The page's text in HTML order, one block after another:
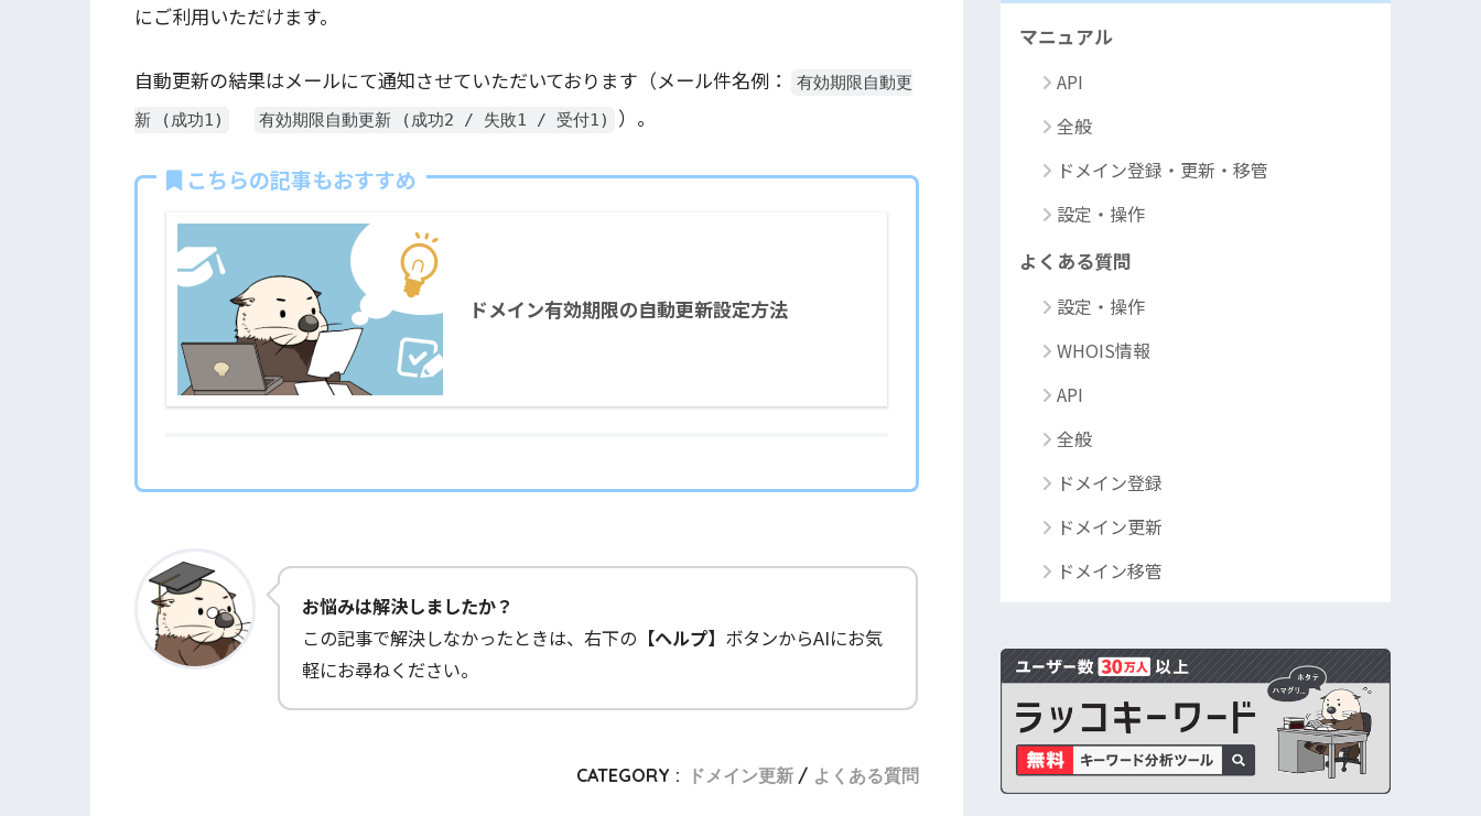
にご利用いただけます。
自動更新の結果はメールにて通知させていただいております（メール件名例：
有効期限自動更
新 (成功1)
有効期限自動更新 (成功2 / 失敗1 / 受付1) ）。
こちらの記事もおすすめ
ドメイン有効期限の自動更新設定方法
お悩みは解決しましたか？
この記事で解決しなかったときは、右下の 【ヘルプ】 ボタンからAIにお気
軽にお尋ねください。
CATEGORY : ドメイン更新 よくある質問
マニュアル
API
全般
ドメイン登録・更新・移管
設定・操作
よくある質問
設定・操作
WHOIS情報
API
全般
ドメイン登録
ドメイン更新
ドメイン移管